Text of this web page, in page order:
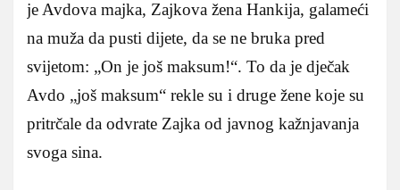
je Avdova majka, Zajkova žena Hankija, galameći
na muža da pusti dijete, da se ne bruka pred
svijetom: „On je još maksum!“. To da je dječak
Avdo „još maksum“ rekle su i druge žene koje su
pritrčale da odvrate Zajka od javnog kažnjavanja
svoga sina.